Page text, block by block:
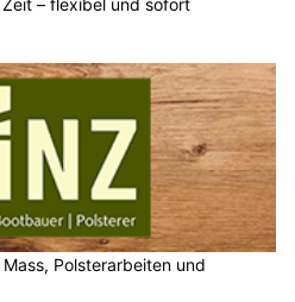
– flexibel und sofort
Polsterarbeiten und